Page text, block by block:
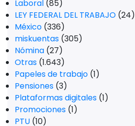
Laboral (85)
LEY FEDERAL DEL TRABAJO (24)
México (336)
miskuentas (305)
Nómina (27)
Otras (1.643)
Papeles de trabajo (1)
Pensiones (3)
Plataformas digitales (1)
Promociones (1)
PTU (10)